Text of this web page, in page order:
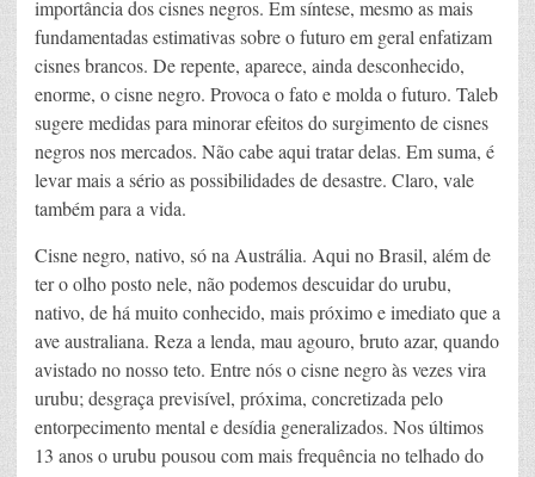
importância dos cisnes negros. Em síntese, mesmo as mais
fundamentadas estimativas sobre o futuro em geral enfatizam
cisnes brancos. De repente, aparece, ainda desconhecido,
enorme, o cisne negro. Provoca o fato e molda o futuro. Taleb
sugere medidas para minorar efeitos do surgimento de cisnes
negros nos mercados. Não cabe aqui tratar delas. Em suma, é
levar mais a sério as possibilidades de desastre. Claro, vale
também para a vida.
Cisne negro, nativo, só na Austrália. Aqui no Brasil, além de
ter o olho posto nele, não podemos descuidar do urubu,
nativo, de há muito conhecido, mais próximo e imediato que a
ave australiana. Reza a lenda, mau agouro, bruto azar, quando
avistado no nosso teto. Entre nós o cisne negro às vezes vira
urubu; desgraça previsível, próxima, concretizada pelo
entorpecimento mental e desídia generalizados. Nos últimos
13 anos o urubu pousou com mais frequência no telhado do